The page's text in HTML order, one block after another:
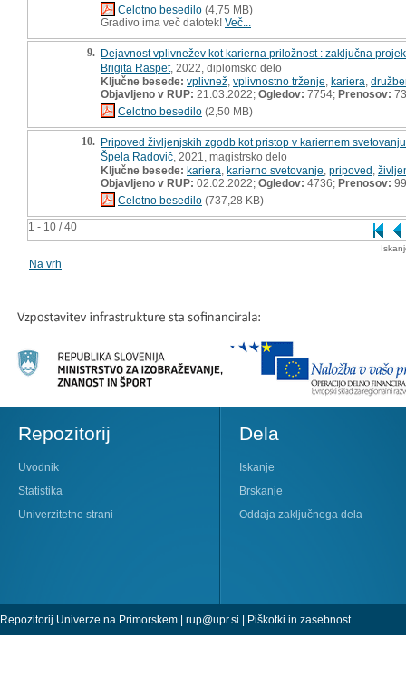
1 - 10 / 40
Celotno besedilo (4,75 MB)
Gradivo ima več datotek! Več...
9. Dejavnost vplivnežev kot karierna priložnost : zaključna
Brigita Raspet, 2022, diplomsko delo
Ključne besede: vplivnež vplivnostno trženje kariera
Objavljeno v RUP: 21.03.2022; Ogledov: 7754; Prenosov: 73
Celotno besedilo (2,50 MB)
10. Pripoved življenjskih zgodb kot pristop v kariernem
Špela Radovič , 2021, magistrsko delo
Ključne besede: kariera karierno svetovanje pripoved
Objavljeno v RUP: 02.02.2022; Ogledov: 4736; Prenosov: 99
Celotno besedilo (737,28 KB)
Na vrh
Repozitorij
Uvodnik
Statistika
Univerzitetne strani
Dela
Iskanje
Brskanje
Oddaja zaključnega dela
Repozitorij Univerze na Primorskem | rup@upr.si | Piškotki in zasebnost